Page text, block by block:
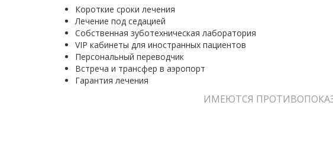
Короткие сроки лечения
Лечение под седацией
Собственная зуботехническая лаборатория
VIP кабинеты для иностранных пациентов
Персональный переводчик
Встреча и трансфер в аэропорт
Гарантия лечения
ИМЕЮТСЯ